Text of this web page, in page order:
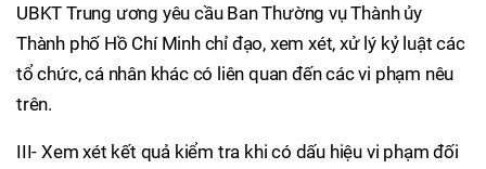
UBKT Trung ương yêu cầu Ban Thường vụ Thành ủy
Thành phố Hồ Chí Minh chỉ đạo, xem xét, xử lý kỷ luật các
tổ chức, cá nhân khác có liên quan đến các vi phạm nêu
trên.
III- Xem xét kết quả kiểm tra khi có dấu hiệu vi phạm đối